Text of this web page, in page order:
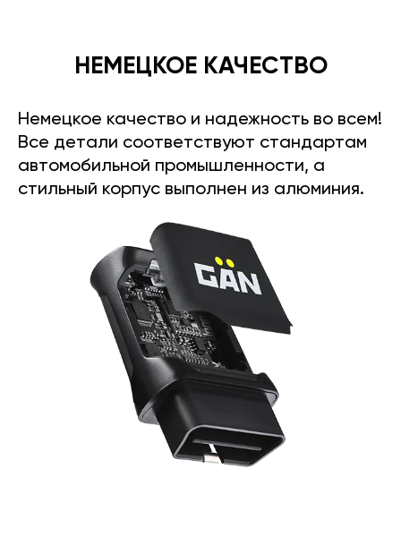
НЕМЕЦКОЕ КАЧЕСТВО
Немецкое качество и надежность во всем!
Все детали соответствуют стандартам
автомобильной промышленности, а
стильный корпус выполнен из алюминия.